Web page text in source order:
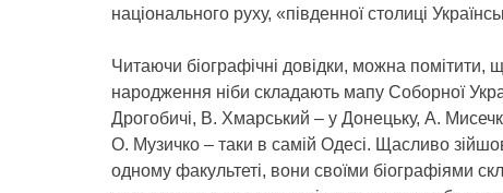
національного руху, «південної столиці
Читаючи біографічні довідки, можна помітити,
народження ніби складають мапу Соборної
Дрогобичі, В. Хмарський – у Донецьку, А.
О. Музичко – таки в самій Одесі. Щасливо
одному факультеті, вони своїми біографіями